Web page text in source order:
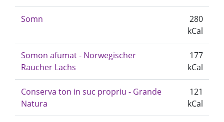
Somn
280
kCal
Somon afumat - Norwegischer
Raucher Lachs
177
kCal
Conserva ton in suc propriu - Grande
Natura
121
kCal